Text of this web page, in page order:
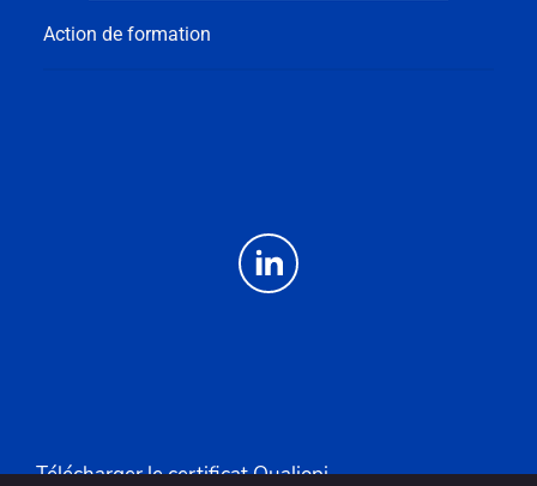
Action de formation
Télécharger le certificat Qualiopi